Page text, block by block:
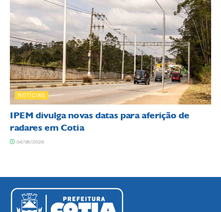
NOTÍCIAS
IPEM divulga novas datas para aferição de
radares em Cotia
04/08/2026